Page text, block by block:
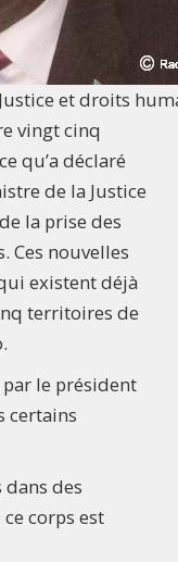
et droits
vingt cinq
qu’a déclaré
de la Justice
la prise des
Ces nouvelles
existent déjà
territoires de
par le président
certains
dans des
corps est